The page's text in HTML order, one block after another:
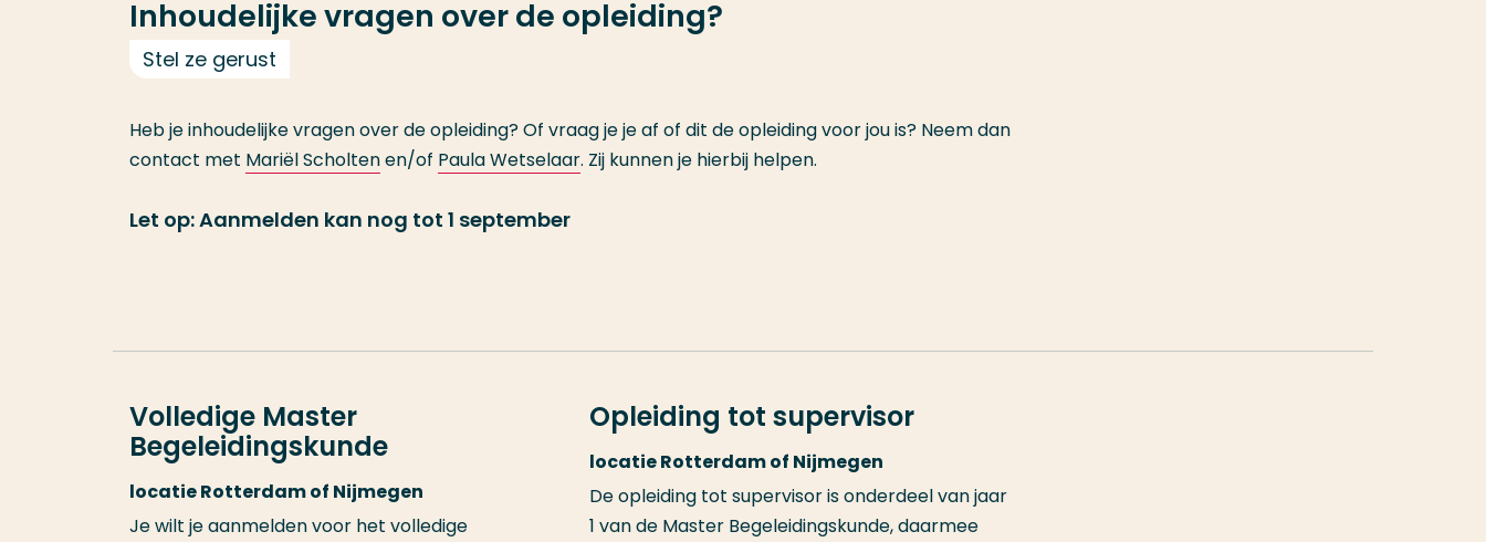
Inhoudelijke vragen over de opleiding?
Stel ze gerust
Heb je inhoudelijke vragen over de opleiding? Of vraag je je af of dit de opleiding voor jou is? Neem dan
contact met Mariël Scholtenen/of Paula Wetselaar. Zij kunnen je hierbij helpen.
Let op: Aanmelden kan nog tot 1 september
Volledige Master
Begeleidingskunde
locatie Rotterdam of Nijmegen
Je wilt je aanmelden voor het volledige
Opleiding tot supervisor
locatie Rotterdam of Nijmegen
De opleiding tot supervisor is onderdeel van jaar
1 van de Master Begeleidingskunde, daarmee